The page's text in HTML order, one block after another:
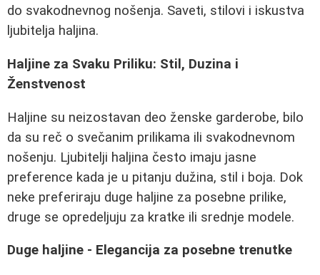
do svakodnevnog nošenja. Saveti, stilovi i iskustva
ljubitelja haljina.
Haljine za Svaku Priliku: Stil, Duzina i
Ženstvenost
Haljine su neizostavan deo ženske garderobe, bilo
da su reč o svečanim prilikama ili svakodnevnom
nošenju. Ljubitelji haljina često imaju jasne
preference kada je u pitanju dužina, stil i boja. Dok
neke preferiraju duge haljine za posebne prilike,
druge se opredeljuju za kratke ili srednje modele.
Duge haljine - Elegancija za posebne trenutke